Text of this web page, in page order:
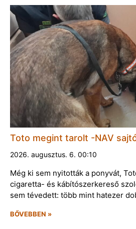
Toto megint tarolt -NAV
2026. augusztus. 6. 00:10
Még ki sem nyitották a ponyvát,
cigaretta- és kábítószerkereső
sem tévedett: több mint hatezer
BŐVEBBEN »